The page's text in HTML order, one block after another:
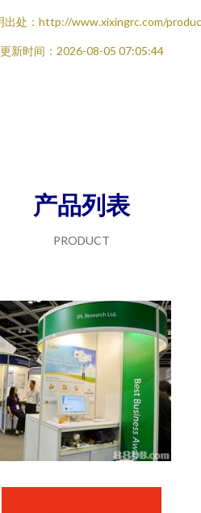
出处：http://www.xixingrc.com/
更新时间：2026-08-05 07:05:44
产品列表
PRODUCT